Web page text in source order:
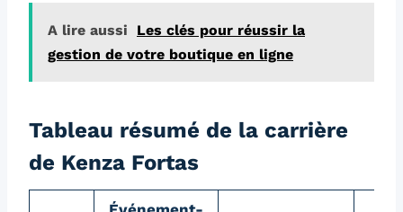
A lire aussi
Les clés pour réussir la
gestion de votre boutique en ligne
Tableau résumé de la carrière
de Kenza Fortas